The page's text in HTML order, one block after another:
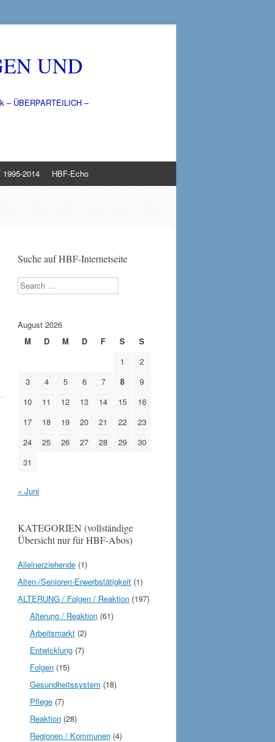
UND
– ÜBERPARTEILICH –
1995-2014 HBF-Echo
Suche auf HBF-Internetseite
Search
August 2026
M
D M D F S
S
1
2
3
4 5 6 7 8
9
10
11 12 13 14 15
16
17
18 19 20 21 22
23
24
25 26 27 28 29
30
31
« Juni
KATEGORIEN (vollständige
Übersicht nur für HBF-Abos)
Alleinerziehende (1)
Alten-/Senioren-Erwerbstätigkeit (1)
ALTERUNG / Folgen / Reaktion (197)
Alterung / Reaktion(61)
Arbeitsmarkt(2)
Entwicklung(7)
Folgen(15)
Gesundheitssystem (18)
Pflege(7)
Reaktion(28)
Regionen / Kommunen(4)